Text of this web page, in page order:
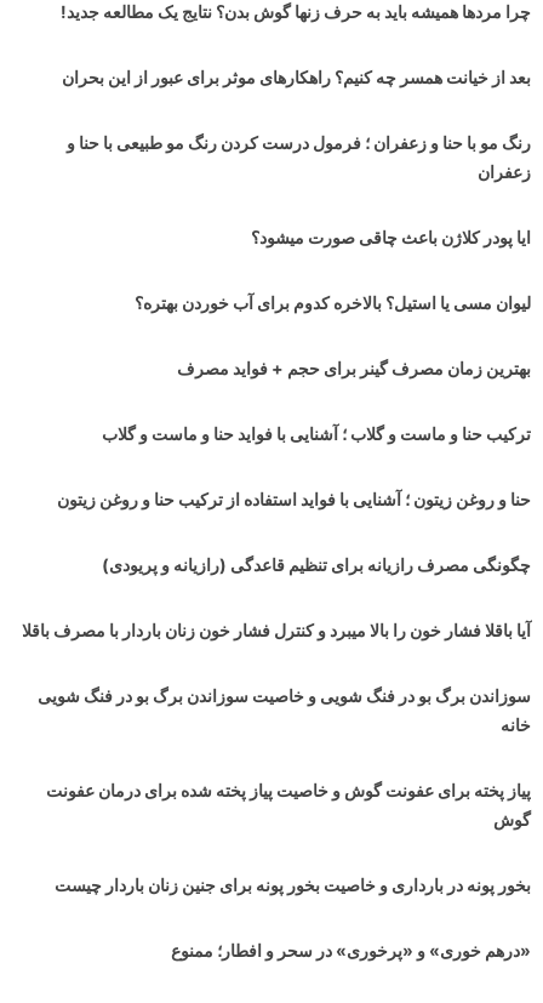
چرا مردها همیشه باید به حرف زنها گوش بدن؟ نتایج یک مطالعه جدید!
بعد از خیانت همسر چه کنیم؟ راهکارهای موثر برای عبور از این بحران
رنگ مو با حنا و زعفران ؛ فرمول درست کردن رنگ مو طبیعی با حنا و
زعفران
ایا پودر کلاژن باعث چاقی صورت میشود؟
لیوان مسی یا استیل؟ بالاخره کدوم برای آب خوردن بهتره؟
بهترین زمان مصرف گینر برای حجم + فواید مصرف
ترکیب حنا و ماست و گلاب ؛ آشنایی با فواید حنا و ماست و گلاب
حنا و روغن زیتون ؛ آشنایی با فواید استفاده از ترکیب حنا و روغن زیتون
چگونگی مصرف رازیانه برای تنظیم قاعدگی (رازیانه و پریودی)
آیا باقلا فشار خون را بالا میبرد و کنترل فشار خون زنان باردار با مصرف باقلا
سوزاندن برگ بو در فنگ شویی و خاصیت سوزاندن برگ بو در فنگ شویی
خانه
پیاز پخته برای عفونت گوش و خاصیت پیاز پخته شده برای درمان عفونت
گوش
بخور پونه در بارداری و خاصیت بخور پونه برای جنین زنان باردار چیست
«درهم خوری» و «پرخوری» در سحر و افطار؛ ممنوع